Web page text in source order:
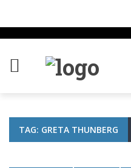
TAG: GRETA THUNBERG